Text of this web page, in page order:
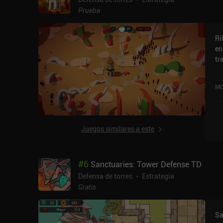
Prueba
Juegos similares a este
#6 Sanctuaries: Tower Defense TD
Defensa de torres
Estrategia
Gratis